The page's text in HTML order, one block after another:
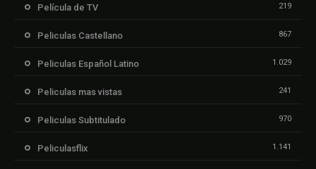
Película de TV 219
Peliculas Castellano 867
Peliculas Español Latino 1.029
Peliculas mas vistas 241
Peliculas Subtitulado 970
Peliculasflix 1.141